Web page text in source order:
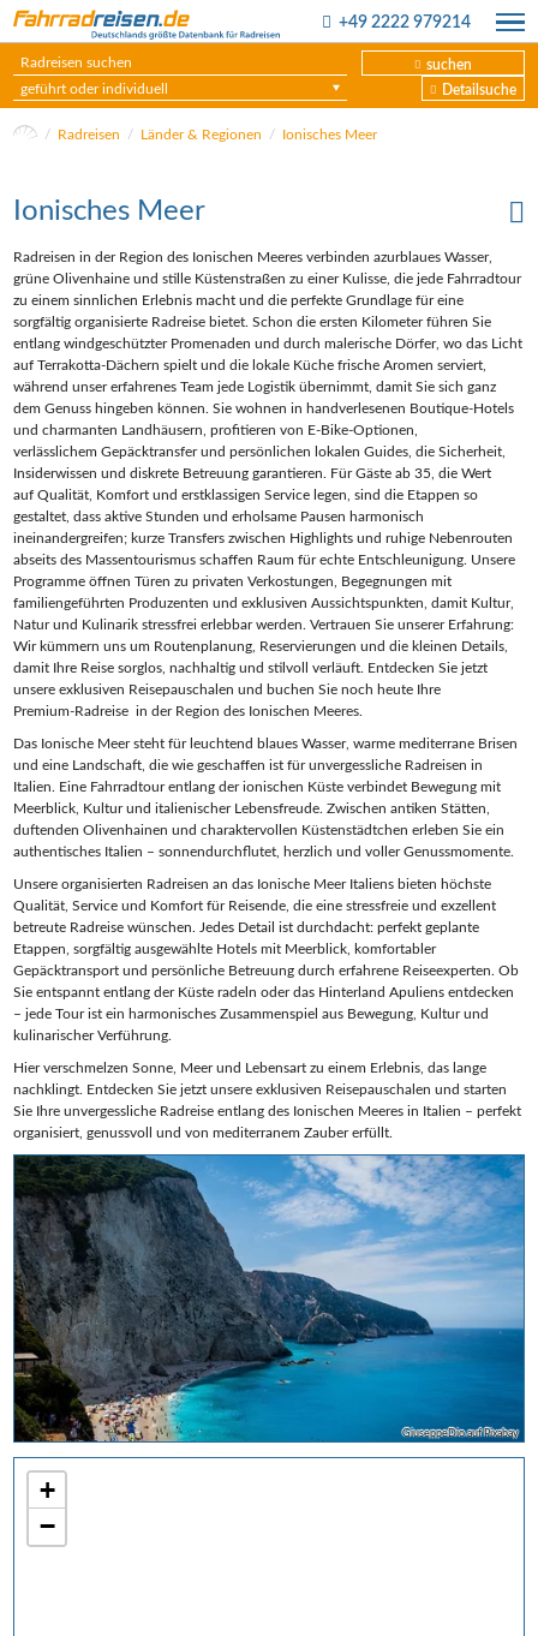
+49 2222 979214
suchen
geführt oder individuell
Detailsuche
Radreisen Länder & Regionen Ionisches Meer
GiuseppeDio auf Pixabay
+
−
Ionisches Meer
Radreisen in der Region des Ionischen Meeres verbinden azurblaues Wasser,
grüne Olivenhaine und stille Küstenstraßen zu einer Kulisse, die jede Fahrradtour
zu einem sinnlichen Erlebnis macht und die perfekte Grundlage für eine
sorgfältig organisierte Radreise bietet. Schon die ersten Kilometer führen Sie
entlang windgeschützter Promenaden und durch malerische Dörfer, wo das Licht
auf Terrakotta‑Dächern spielt und die lokale Küche frische Aromen serviert,
während unser erfahrenes Team jede Logistik übernimmt, damit Sie sich ganz
dem Genuss hingeben können. Sie wohnen in handverlesenen Boutique‑Hotels
und charmanten Landhäusern, profitieren von E‑Bike‑Optionen,
verlässlichem Gepäcktransfer und persönlichen lokalen Guides, die Sicherheit,
Insiderwissen und diskrete Betreuung garantieren. Für Gäste ab 35, die Wert
auf Qualität, Komfort und erstklassigen Service legen, sind die Etappen so
gestaltet, dass aktive Stunden und erholsame Pausen harmonisch
ineinandergreifen; kurze Transfers zwischen Highlights und ruhige Nebenrouten
abseits des Massentourismus schaffen Raum für echte Entschleunigung. Unsere
Programme öffnen Türen zu privaten Verkostungen, Begegnungen mit
familiengeführten Produzenten und exklusiven Aussichtspunkten, damit Kultur,
Natur und Kulinarik stressfrei erlebbar werden. Vertrauen Sie unserer Erfahrung:
Wir kümmern uns um Routenplanung, Reservierungen und die kleinen Details,
damit Ihre Reise sorglos, nachhaltig und stilvoll verläuft. Entdecken Sie jetzt
unsere exklusiven Reisepauschalen und buchen Sie noch heute Ihre
Premium‑Radreise in der Region des Ionischen Meeres.
Das Ionische Meer steht für leuchtend blaues Wasser, warme mediterrane Brisen
und eine Landschaft, die wie geschaffen ist für unvergessliche Radreisen in
Italien. Eine Fahrradtour entlang der ionischen Küste verbindet Bewegung mit
Meerblick, Kultur und italienischer Lebensfreude. Zwischen antiken Stätten,
duftenden Olivenhainen und charaktervollen Küstenstädtchen erleben Sie ein
authentisches Italien – sonnendurchflutet, herzlich und voller Genussmomente.
Unsere organisierten Radreisen an das Ionische Meer Italiens bieten höchste
Qualität, Service und Komfort für Reisende, die eine stressfreie und exzellent
betreute Radreise wünschen. Jedes Detail ist durchdacht: perfekt geplante
Etappen, sorgfältig ausgewählte Hotels mit Meerblick, komfortabler
Gepäcktransport und persönliche Betreuung durch erfahrene Reiseexperten. Ob
Sie entspannt entlang der Küste radeln oder das Hinterland Apuliens entdecken
– jede Tour ist ein harmonisches Zusammenspiel aus Bewegung, Kultur und
kulinarischer Verführung.
Hier verschmelzen Sonne, Meer und Lebensart zu einem Erlebnis, das lange
nachklingt. Entdecken Sie jetzt unsere exklusiven Reisepauschalen und starten
Sie Ihre unvergessliche Radreise entlang des Ionischen Meeres in Italien – perfekt
organisiert, genussvoll und von mediterranem Zauber erfüllt.